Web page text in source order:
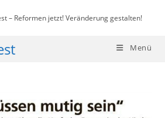
– Reformen jetzt! Veränderung gestalten!
Menü